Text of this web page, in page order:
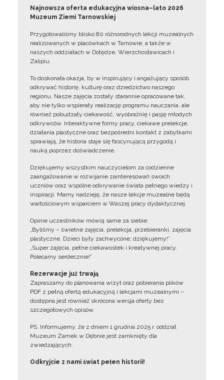
Najnowsza oferta edukacyjna wiosna–lato 2026
Muzeum Ziemi Tarnowskiej
Przygotowaliśmy blisko 80 różnorodnych lekcji muzealnych
realizowanych w placówkach w Tarnowie, a także w
naszych oddziałach w Dołędze, Wierzchosławicach i
Zalipiu.
To doskonała okazja, by w inspirujący i angażujący sposób
odkrywać historię, kulturę oraz dziedzictwo naszego
regionu. Nasze zajęcia zostały starannie opracowane tak,
aby nie tylko wspierały realizację programu nauczania, ale
również pobudzały ciekawość, wyobraźnię i pasję młodych
odkrywców. Interaktywne formy pracy, ciekawe prelekcje,
działania plastyczne oraz bezpośredni kontakt z zabytkami
sprawiają, że historia staje się fascynującą przygodą i
nauką poprzez doświadczenie.
Dziękujemy wszystkim nauczycielom za codzienne
zaangażowanie w rozwijanie zainteresowań swoich
uczniów oraz wspólne odkrywanie świata pełnego wiedzy i
inspiracji. Mamy nadzieję, że nasze lekcje muzealne będą
wartościowym wsparciem w Waszej pracy dydaktycznej.
Opinie uczestników mówią same za siebie:
„Byliśmy – świetne zajęcia, prelekcja, przebieranki, zajęcia
plastyczne. Dzieci były zachwycone, dziękujemy!”
„Super zajęcia, pełne ciekawostek i kreatywnej pracy.
Polecamy serdecznie!”
Rezerwacje już trwają
Zapraszamy do planowania wizyt oraz pobierania plików
PDF z pełną ofertą edukacyjną i lekcjami muzealnymi –
dostępna jest również skrócona wersja oferty bez
szczegółowych opisów.
PS. Informujemy, że z dniem 1 grudnia 2025 r. oddział
Muzeum Zamek w Dębnie jest zamknięty dla
zwiedzających.
Odkryjcie z nami świat pełen historii!